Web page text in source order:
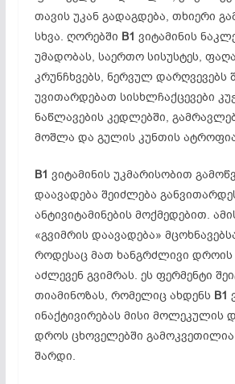
თავის უკან გადაგდება, თხიერი
სხვა. ღორებში B1 ვიტამინის
უმადობას, საერთო სისუსტეს,
კრუნჩხვებს, ნერვულ დარღვევებს
უვითარდებათ სისხლჩაქცევები
ნაწლავების კედლებში,
მოშლა და გულის კუნთის
B1 ვიტამინის უკმარისობით
დაავადება შეიძლება
ანტივიტამინების მოქმედებით.
«გვიმრის დაავადება»
როდესაც მათ ხანგრძლივი დროის
აძლევენ გვიმრას. ეს ფერმენტი
თიამინოზას, რომელიც ახდენს B1
ინაქტივირებას მისი მოლეკულის
დროს ცხოველებში
შარდი.